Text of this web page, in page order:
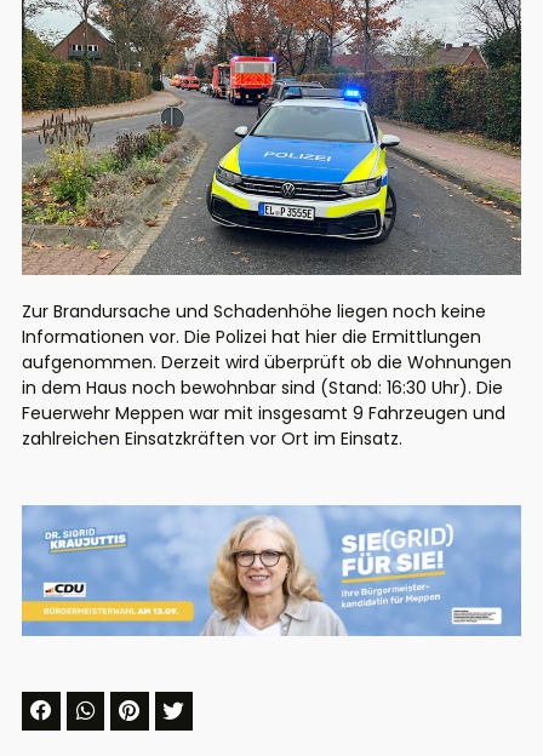
Zur Brandursache und Schadenhöhe liegen noch keine
Informationen vor. Die Polizei hat hier die Ermittlungen
aufgenommen. Derzeit wird überprüft ob die Wohnungen
in dem Haus noch bewohnbar sind (Stand: 16:30 Uhr). Die
Feuerwehr Meppen war mit insgesamt 9 Fahrzeugen und
zahlreichen Einsatzkräften vor Ort im Einsatz.